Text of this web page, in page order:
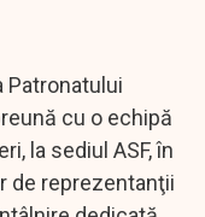
Patronatului
cu o echipă
la sediul ASF, în
de reprezentanţii